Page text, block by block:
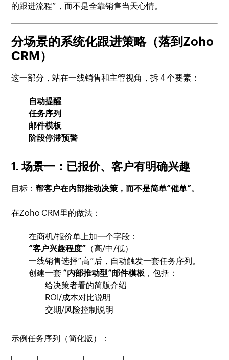
的跟进流程”，而不是全靠销售当天心情。
分场景的系统化跟进策略（落到Zoho
CRM）
这一部分，站在一线销售和主管视角，拆 4 个要素：
自动提醒
任务序列
邮件模板
阶段停滞预警
1. 场景一：已报价、客户有明确兴趣
目标：帮客户在内部推动决策，而不是简单“催单”。
在Zoho CRM里的做法：
在商机/报价单上加一个字段：
“客户兴趣程度” （高/中/低）
一线销售选择“高”后，自动触发一套任务序列。
创建一套 “内部推动型”邮件模板 ，包括：
给决策者看的简版介绍
ROI/成本对比说明
交期/风险控制说明
示例任务序列（简化版）：